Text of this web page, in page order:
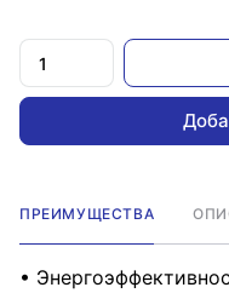
ПРЕИМУЩЕСТВА
•